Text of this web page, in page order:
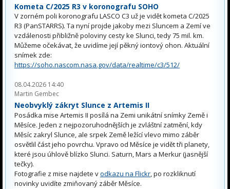
Kometa C/2025 R3 v koronografu SOHO
V zorném poli koronografu LASCO C3 už je vidět kometa C/2025
R3 (PanSTARRS). Ta nyní projde jakoby mezi Sluncem a Zemí ve
vzdálenosti přibližně poloviny cesty ke Slunci, tedy 75 mil. km.
Můžeme očekávat, že uvidíme její pěkný iontový ohon. Aktuální
snímek zde:
https://soho.nascom.nasa.gov/data/realtime/c3/512/
08.04.2026 14:40
Martin Gembec
Neobvyklý zákryt Slunce z Artemis II
Posádka mise Artemis II posílá na Zemi unikátní snímky Země i
Měsíce. Jeden z nejpozoruhodnějších je zvláštní zatmění, kdy
Měsíc zakryl Slunce, ale srpek Země ležící vlevo mimo záběr
osvětlil část jeho povrchu. Vpravo od Měsíce je vidět tři planety,
které jsou úhlově blízko Slunci. Saturn, Mars a Merkur (jasnější
tečky).
Fotografie z mise najdete vodkazu na Flickr, po rozkliknutí
novinky uvidíte zmiňovaný záběr Měsíce.